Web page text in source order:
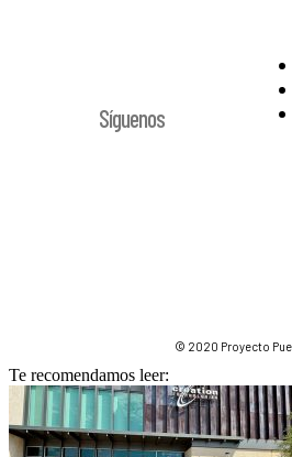
Síguenos
© 2020 Proyecto
Te recomendamos leer: